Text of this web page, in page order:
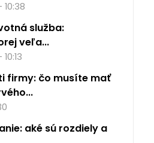
služba:
veľa...
firmy: čo musíte mať
aké sú rozdiely a